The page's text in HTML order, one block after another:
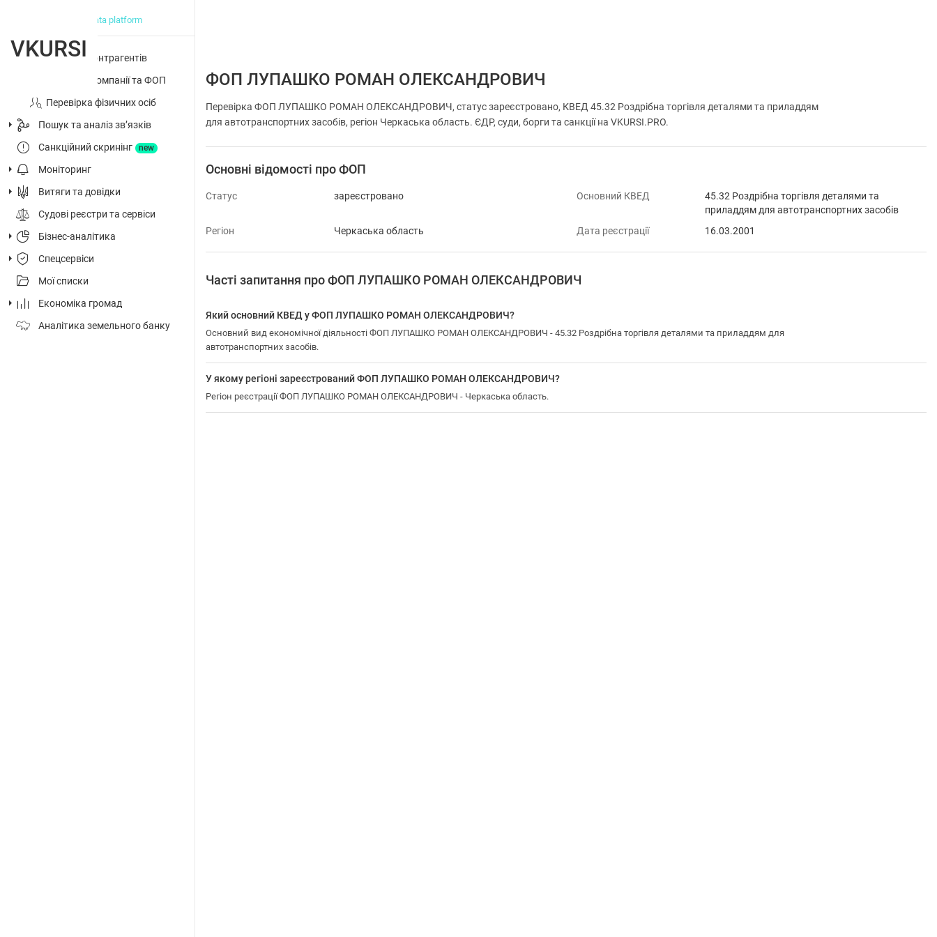
big data platform
Перевірка контрагентів
Досьє на компанії та ФОП
Перевірка фізичних осіб
Пошук та аналіз звʼязків
Санкційний скринінг
new
Моніторинг
Витяги та довідки
Судові реєстри та сервіси
Бізнес-аналітика
Спецсервіси
Мої списки
Економіка громад
Аналітика земельного банку
ФОП ЛУПАШКО РОМАН ОЛЕКСАНДРОВИЧ
Перевірка ФОП ЛУПАШКО РОМАН ОЛЕКСАНДРОВИЧ, статус зареєстровано, КВЕД 45.32 Роздрібна торгівля деталями та приладдям
для автотранспортних засобів, регіон Черкаська область. ЄДР, суди, борги та санкції на VKURSI.PRO.
Основні відомості про ФОП
Статус зареєстровано Основний КВЕД
45.32 Роздрібна торгівля деталями та
приладдям для автотранспортних засобів
Регіон
Черкаська область Дата реєстрації 16.03.2001
Часті запитання про ФОП ЛУПАШКО РОМАН ОЛЕКСАНДРОВИЧ
Який основний КВЕД у ФОП ЛУПАШКО РОМАН ОЛЕКСАНДРОВИЧ?
Основний вид економічної діяльності ФОП ЛУПАШКО РОМАН ОЛЕКСАНДРОВИЧ - 45.32 Роздрібна торгівля деталями та приладдям для
автотранспортних засобів.
У якому регіоні зареєстрований ФОП ЛУПАШКО РОМАН ОЛЕКСАНДРОВИЧ?
Регіон реєстрації ФОП ЛУПАШКО РОМАН ОЛЕКСАНДРОВИЧ - Черкаська область.
VKURSI